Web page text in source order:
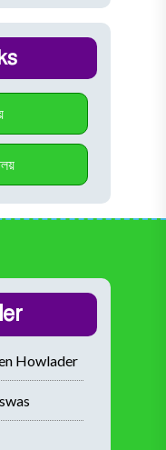
Howlader